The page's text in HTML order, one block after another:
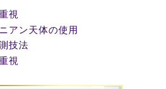
視
アン天体の使用
技法
視